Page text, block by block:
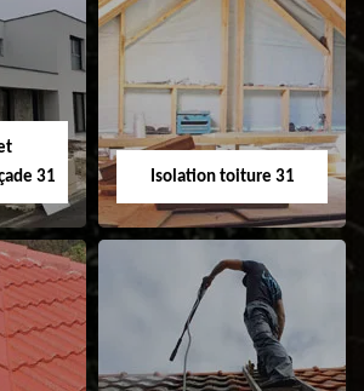
et
Nettoyage et pose
31
et
Isolation toiture 31
Isolation toiture 31